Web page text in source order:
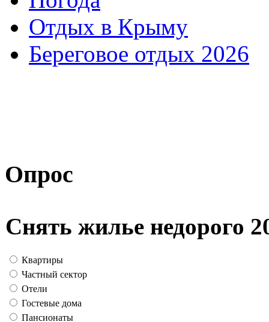
Отдых в Крыму
Береговое отдых 2026
Опрос
Снять жилье недорого
Квартиры
Частный сектор
Отели
Гостевые дома
Пансионаты